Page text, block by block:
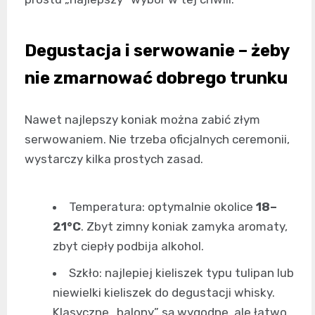
Degustacja i serwowanie – żeby
nie zmarnować dobrego trunku
Nawet najlepszy koniak można zabić złym
serwowaniem. Nie trzeba oficjalnych ceremonii,
wystarczy kilka prostych zasad.
Temperatura: optymalnie okolice 18–
21°C. Zbyt zimny koniak zamyka aromaty,
zbyt ciepły podbija alkohol.
Szkło: najlepiej kieliszek typu tulipan lub
niewielki kieliszek do degustacji whisky.
Klasyczne „balony” są wygodne, ale łatwo